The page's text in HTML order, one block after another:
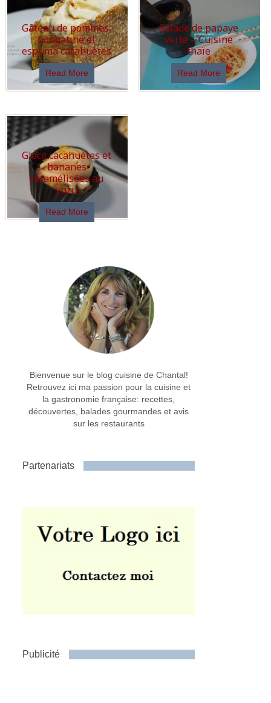
Gâteau de pommes,
nougatine et
espuma cacahuètes
Read More
Salade de papaye
verte – Cuisine
thaïe
Read More
Glace cacahuètes et
bananes
caramélisées au
yuzu
Read More
Bienvenue sur le blog cuisine de Chantal!
Retrouvez ici ma passion pour la cuisine et
la gastronomie française: recettes,
découvertes, balades gourmandes et avis
sur les restaurants
Partenariats
Publicité